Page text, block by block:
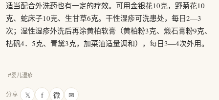
适当配合外洗药也有一定的疗效。可用金银花10克，野菊花10
克、蛇床子10克、生甘草6克。干性湿疹可洗患处，每日2—3
次；湿性湿疹外洗后再涂黄柏软膏（黄柏粉3克、煅石膏粉9克、
枯矾4．5克、青黛3克，加菜油适量调和），每日3—4次外用。
#婴儿湿疹
分享 𝕏 f 微 ✉